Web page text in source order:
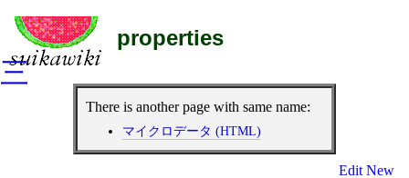
properties
There is another page with same name:
マイクロデータ (HTML)
Edit New
三